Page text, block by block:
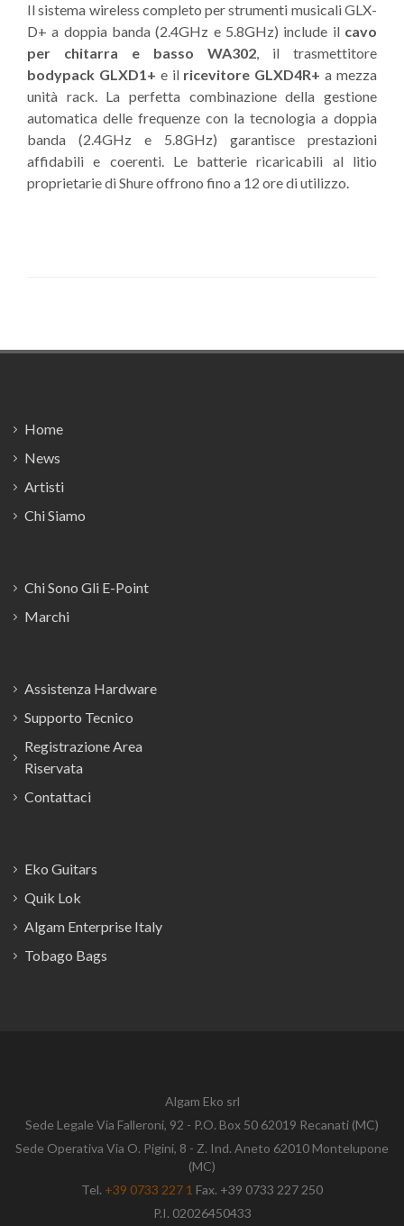
Il sistema wireless completo per strumenti musicali GLX-
D+ a doppia banda (2.4GHz e 5.8GHz) include il cavo
per chitarra e basso WA302, il trasmettitore
bodypack GLXD1+ e il ricevitore GLXD4R+a mezza
unità rack. La perfetta combinazione della gestione
automatica delle frequenze con la tecnologia a doppia
banda (2.4GHz e 5.8GHz) garantisce prestazioni
affidabili e coerenti. Le batterie ricaricabili al litio
proprietarie di Shure offrono fino a 12 ore di utilizzo.
Home
News
Artisti
Chi Siamo
Chi Sono Gli E-Point
Marchi
Assistenza Hardware
Supporto Tecnico
Registrazione Area
Riservata
Contattaci
Eko Guitars
Quik Lok
Algam Enterprise Italy
Tobago Bags
Algam Eko srl
Sede Legale Via Falleroni, 92 - P.O. Box 50 62019 Recanati (MC)
Sede Operativa Via O. Pigini, 8 - Z. Ind. Aneto 62010 Montelupone
(MC)
Tel. +39 0733 227 1 Fax. +39 0733 227 250
P.I. 02026450433